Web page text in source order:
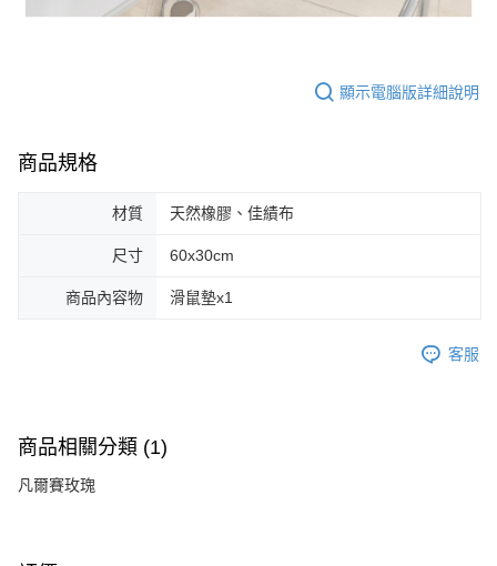
顯示電腦版詳細說明
商品規格
材質 天然橡膠、佳績布
尺寸 60x30cm
商品內容物 滑鼠墊x1
客服
商品相關分類 (1)
凡爾賽玫瑰